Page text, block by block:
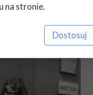
w siódmej klasie
na stronie.
Dostosuj